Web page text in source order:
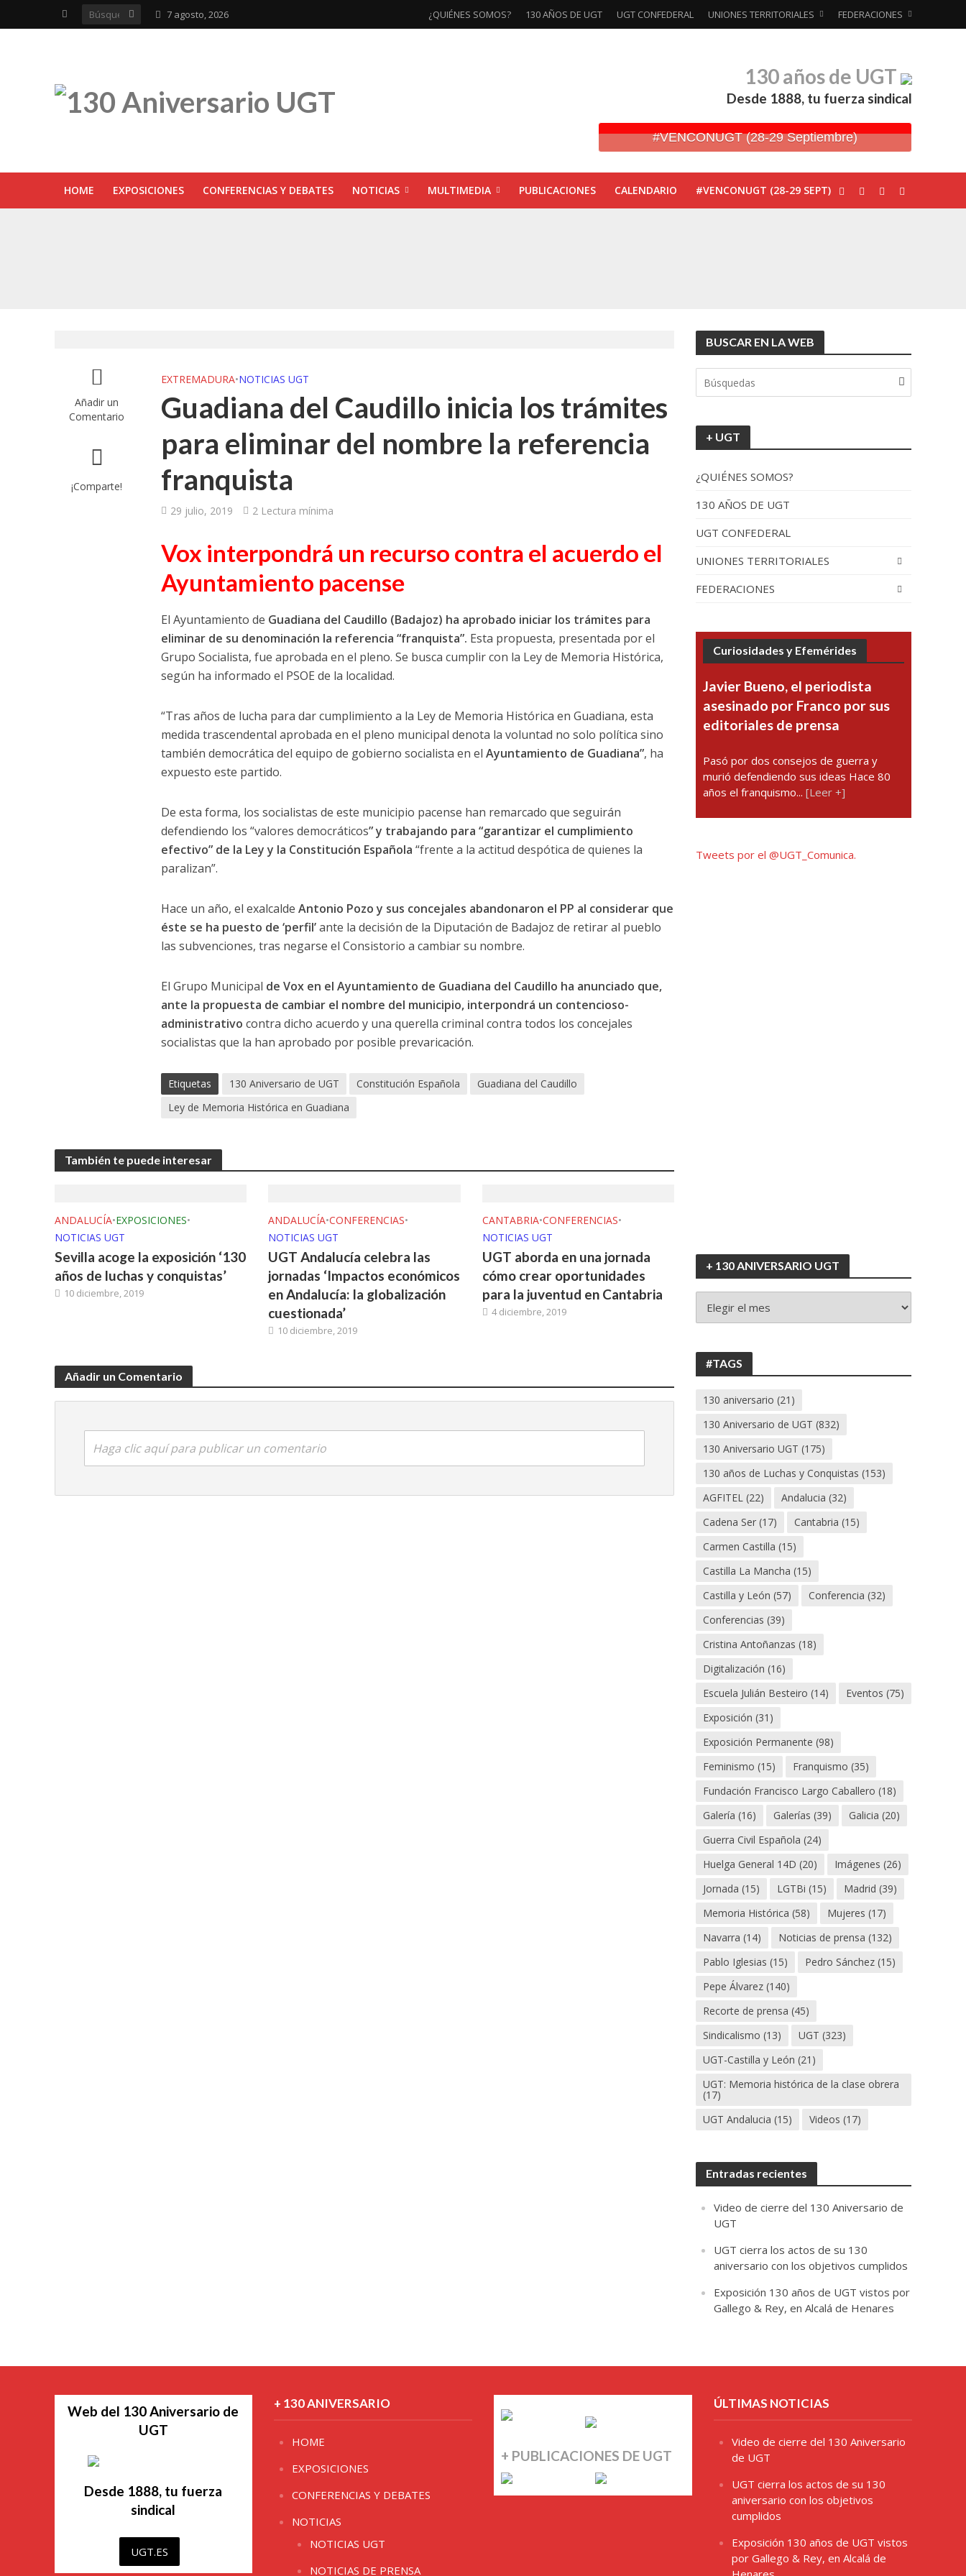
7 agosto, 2026 ¿QUIÉNES SOMOS? 130 AÑOS DE UGT UGT CONFEDERAL UNIONES TERRITORIALES FEDERACIONES
130 años de UGT
Desde 1888, tu fuerza sindical
#VENCONUGT (28-29 Septiembre)
HOME EXPOSICIONES CONFERENCIAS Y DEBATES NOTICIAS MULTIMEDIA PUBLICACIONES CALENDARIO #VENCONUGT (28-29 SEPT)
Clausurada la exposición ‘130 aniversario’ en Las Palmas de Gran Canaria
Rivas acoge la exposición ‘130 Años de Luchas y Conquistas’
Javier Bueno, el periodista asesinado por Franco por sus editoriales de prensa
El Ayuntamiento de Sevilla acogerá la exposición 130 aniversario con la que UGT comenzó su recorrido por España
Añadir un
Comentario
¡Comparte!
EXTREMADURA•NOTICIAS UGT
Guadiana del Caudillo inicia los trámites
para eliminar del nombre la referencia
franquista
29 julio, 2019 2 Lectura mínima
Vox interpondrá un recurso contra el acuerdo el
Ayuntamiento pacense
El Ayuntamiento de Guadiana del Caudillo (Badajoz) ha aprobado iniciar los trámites para
eliminar de su denominación la referencia “franquista”. Esta propuesta, presentada por el
Grupo Socialista, fue aprobada en el pleno. Se busca cumplir con la Ley de Memoria Histórica,
según ha informado el PSOE de la localidad.
“Tras años de lucha para dar cumplimiento a la Ley de Memoria Histórica en Guadiana, esta
medida trascendental aprobada en el pleno municipal denota la voluntad no solo política sino
también democrática del equipo de gobierno socialista en elAyuntamiento de Guadiana”, ha
expuesto este partido.
De esta forma, los socialistas de este municipio pacense han remarcado que seguirán
defendiendo los “valores democráticos” y trabajando para “garantizar el cumplimiento
efectivo” de la Ley y la Constitución Española “frente a la actitud despótica de quienes la
paralizan”.
Hace un año, el exalcaldeAntonio Pozo y sus concejales abandonaron el PP al considerar que
éste se ha puesto de ‘perfil’ante la decisión de la Diputación de Badajoz de retirar al pueblo
las subvenciones, tras negarse el Consistorio a cambiar su nombre.
El Grupo Municipal de Vox en el Ayuntamiento de Guadiana del Caudillo ha anunciado que,
ante la propuesta de cambiar el nombre del municipio, interpondrá un contencioso-
administrativo contra dicho acuerdo y una querella criminal contra todos los concejales
socialistas que la han aprobado por posible prevaricación.
Etiquetas 130 Aniversario de UGT Constitución Española
Guadiana del Caudillo
Ley de Memoria Histórica en Guadiana
También te puede interesar
ANDALUCÍA•EXPOSICIONES•
NOTICIAS UGT
Sevilla acoge la exposición ‘130
años de luchas y conquistas’
10 diciembre, 2019
ANDALUCÍA•CONFERENCIAS•
NOTICIAS UGT
UGT Andalucía celebra las
jornadas ‘Impactos económicos
en Andalucía: la globalización
cuestionada’
10 diciembre, 2019
CANTABRIA•CONFERENCIAS•
NOTICIAS UGT
UGT aborda en una jornada
cómo crear oportunidades
para la juventud en Cantabria
4 diciembre, 2019
Añadir un Comentario
Haga clic aquí para publicar un comentario
BUSCAR EN LA WEB
+ UGT
¿QUIÉNES SOMOS?
130 AÑOS DE UGT
UGT CONFEDERAL
UNIONES TERRITORIALES
FEDERACIONES
Curiosidades y Efemérides
Javier Bueno, el periodista
asesinado por Franco por sus
editoriales de prensa
Pasó por dos consejos de guerra y
murió defendiendo sus ideas Hace 80
años el franquismo...[Leer +]
Tweets por el @UGT_Comunica.
+ 130 ANIVERSARIO UGT
130
#TAGS
130 aniversario (21)
130 Aniversario de UGT (832)
130 Aniversario UGT (175)
130 años de Luchas y Conquistas (153)
AGFITEL (22) Andalucia (32)
Cadena Ser (17) Cantabria (15)
Carmen Castilla (15)
Castilla La Mancha (15)
Castilla y León (57) Conferencia (32)
Conferencias (39)
Cristina Antoñanzas (18)
Digitalización (16)
Escuela Julián Besteiro (14) Eventos (75)
Exposición (31)
Exposición Permanente (98)
Feminismo (15) Franquismo (35)
Fundación Francisco Largo Caballero (18)
Galería (16) Galerías (39) Galicia (20)
Guerra Civil Española (24)
Huelga General 14D (20) Imágenes (26)
Jornada (15) LGTBi (15) Madrid (39)
Memoria Histórica (58) Mujeres (17)
Navarra (14) Noticias de prensa (132)
Pablo Iglesias (15) Pedro Sánchez (15)
Pepe Álvarez (140)
Recorte de prensa (45)
Sindicalismo (13) UGT (323)
UGT-Castilla y León (21)
UGT: Memoria histórica de la clase obrera
(17)
UGT Andalucia (15) Videos (17)
Entradas recientes
Video de cierre del 130 Aniversario de
UGT
UGT cierra los actos de su 130
aniversario con los objetivos cumplidos
Exposición 130 años de UGT vistos por
Gallego & Rey, en Alcalá de Henares
Web del 130 Aniversario de
UGT
Desde 1888, tu fuerza
sindical
UGT.ES
+ 130 ANIVERSARIO
HOME
EXPOSICIONES
CONFERENCIAS Y DEBATES
NOTICIAS
NOTICIAS UGT
NOTICIAS DE PRENSA
+ PUBLICACIONES DE UGT
ÚLTIMAS NOTICIAS
Video de cierre del 130 Aniversario
de UGT
UGT cierra los actos de su 130
aniversario con los objetivos
cumplidos
Exposición 130 años de UGT vistos
por Gallego & Rey, en Alcalá de